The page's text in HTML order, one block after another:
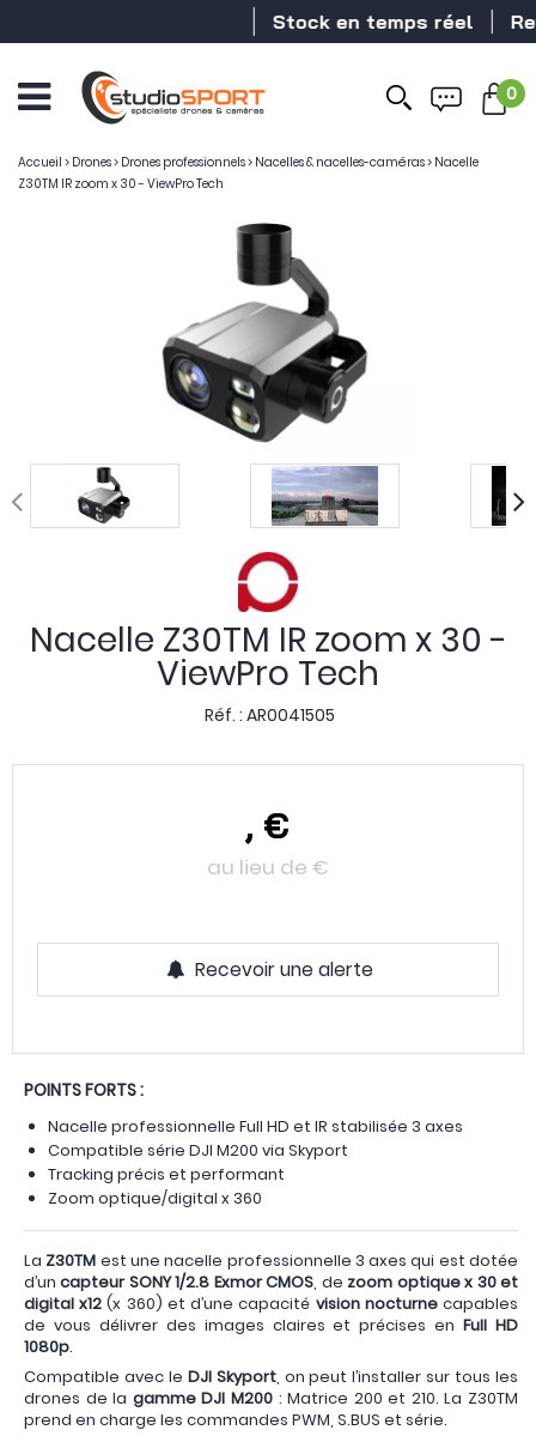
Stock en temps réel
menu
0
Accueil > Drones> Drones professionnels> Nacelles & nacelles-caméras> Nacelle
Z30TM IR zoom x 30 - ViewPro Tech
Nacelle Z30TM IR zoom x 30 -
ViewPro Tech
Réf. : AR0041505
, €
au lieu de €
Recevoir une alerte
POINTS FORTS :
Nacelle professionnelle Full HD et IR stabilisée 3 axes
Compatible série DJI M200 via Skyport
Tracking précis et performant
Zoom optique/digital x 360
La Z30TM est une nacelle professionnelle 3 axes qui est dotée
d’uncapteur SONY 1/2.8 Exmor CMOS, de zoom optique x 30 et
digital x12 (x 360) et d’une capacité vision nocturnecapables
de vous délivrer des images claires et précises enFull HD
1080p.
Compatible avec le DJI Skyport, on peut l’installer sur tous les
drones de la gamme DJI M200: Matrice 200 et 210. La Z30TM
prend en charge les commandes PWM, S.BUS et série.